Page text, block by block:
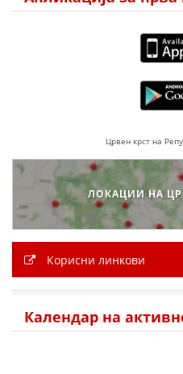
ЗДРАВСТВЕНО
МЕНАЏМЕНТ
ЗА
Црвен крст на
ЛОКАЦИИ НА
Корисни линкови
Календар на